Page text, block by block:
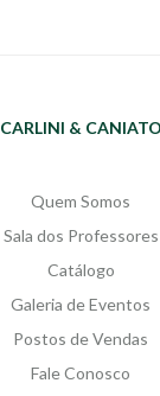
CARLINI & CANIATO
Quem Somos
Sala dos Professores
Catálogo
Galeria de Eventos
Postos de Vendas
Fale Conosco